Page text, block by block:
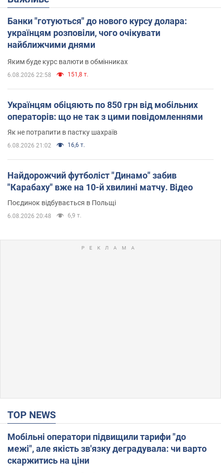
Банки "готуються" до нового курсу долара:
українцям розповіли, чого очікувати
найближчими днями
Яким буде курс валюти в обмінниках
6.08.2026 22:58 151,8 т.
Українцям обіцяють по 850 грн від мобільних
операторів: що не так з цими повідомленнями
Як не потрапити в пастку шахраїв
6.08.2026 21:02 16,6 т.
Найдорожчий футболіст "Динамо" забив
"Карабаху" вже на 10-й хвилині матчу. Відео
Поєдинок відбувається в Польщі
6.08.2026 20:48 6,9 т.
TOP NEWS
Мобільні оператори підвищили тарифи "до
межі", але якість зв'язку деградувала: чи варто
скаржитись на ціни